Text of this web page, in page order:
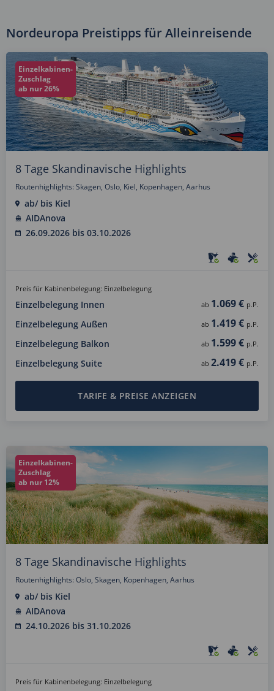
Nordeuropa Preistipps für Alleinreisende
Einzelkabinen-
Zuschlag
ab nur 26%
8 Tage Skandinavische Highlights
Routenhighlights: Skagen, Oslo, Kiel, Kopenhagen, Aarhus
ab/ bis Kiel
AIDAnova
26.09.2026 bis 03.10.2026
Preis für Kabinenbelegung: Einzelbelegung
Einzelbelegung Innen ab 1.069 € p.P.
Einzelbelegung Außen ab 1.419 € p.P.
Einzelbelegung Balkon ab 1.599 € p.P.
Einzelbelegung Suite ab 2.419 € p.P.
TARIFE & PREISE ANZEIGEN
Einzelkabinen-
Zuschlag
ab nur 12%
8 Tage Skandinavische Highlights
Routenhighlights: Oslo, Skagen, Kopenhagen, Aarhus
ab/ bis Kiel
AIDAnova
24.10.2026 bis 31.10.2026
Preis für Kabinenbelegung: Einzelbelegung